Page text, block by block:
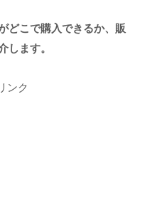
どこで購入できるか、販
します。
ンク